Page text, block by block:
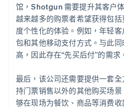
馆，Shotgun 需要提升其客户
越来越多的购票者希望获得包
度个性化的体验。例如，年轻
包和其他移动支付方式。与此
高，因此存在“先买后付”的需求
最后，该公司还需要提供一套
持门票销售以外的其他购买场
够在现场为餐饮、商品等消费